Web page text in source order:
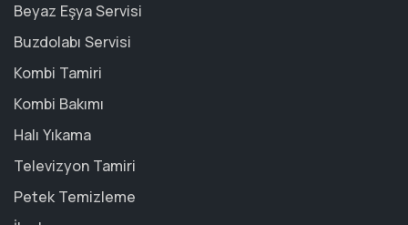
Beyaz Eşya Servisi
Buzdolabı Servisi
Kombi Tamiri
Kombi Bakımı
Halı Yıkama
Televizyon Tamiri
Petek Temizleme